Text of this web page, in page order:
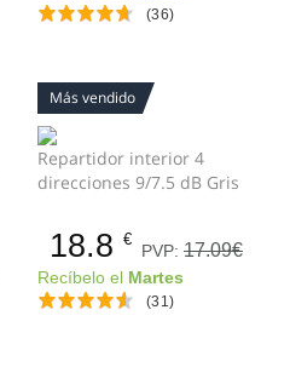
(36)
Más vendido
Repartidor interior 4
direcciones 9/7.5 dB Gris
18.8 €
PVP: 17.09€
Recíbelo el Martes
(31)